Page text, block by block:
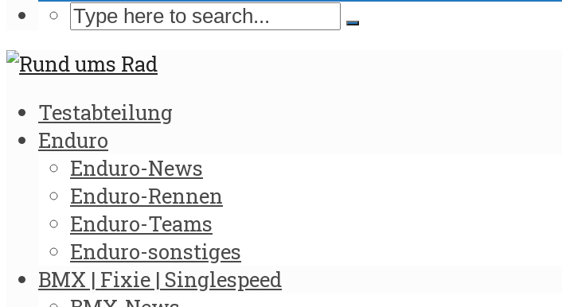
Testabteilung
Enduro
Enduro-News
Enduro-Rennen
Enduro-Teams
Enduro-sonstiges
BMX | Fixie | Singlespeed